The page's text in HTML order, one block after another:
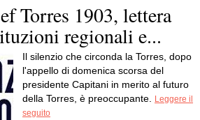
Torres 1903, lettera
regionali e...
Il silenzio che circonda la Torres, dopo
l'appello di domenica scorsa del
presidente Capitani in merito al futuro
della Torres, è preoccupante.
Leggere il
seguito